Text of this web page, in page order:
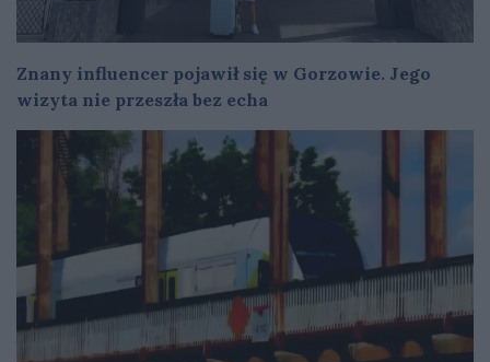
Znany influencer pojawił się w Gorzowie. Jego
wizyta nie przeszła bez echa